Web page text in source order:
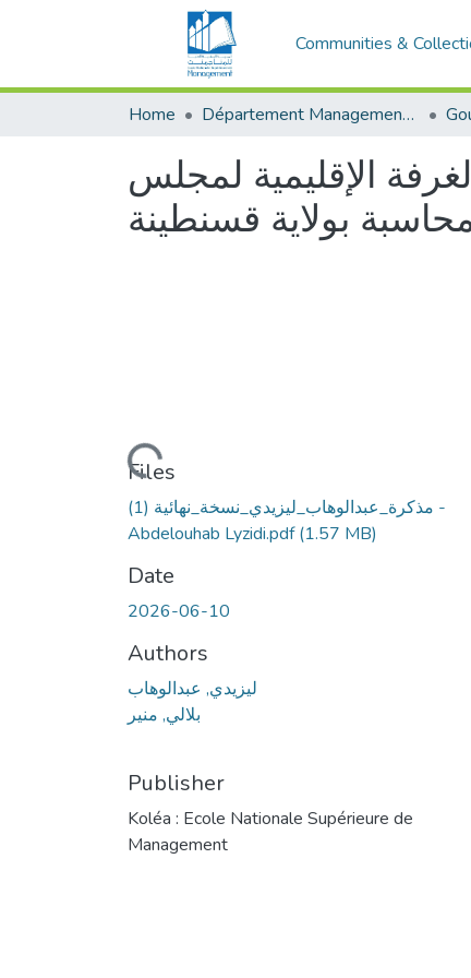
Communities &
Home Département Management Des Organisations
الإقليمية لمجلس
بولاية قسنطينة
Loading...
Files
مذكرة_عبدالوهاب_ليزيدي_نسخة_نهائية (1) -
Abdelouhab Lyzidi.pdf(1.57 MB)
Date
2026-06-10
Authors
ليزيدي, عبدالوهاب
بلالي, منير
Publisher
Koléa : Ecole Nationale Supérieure de
Management